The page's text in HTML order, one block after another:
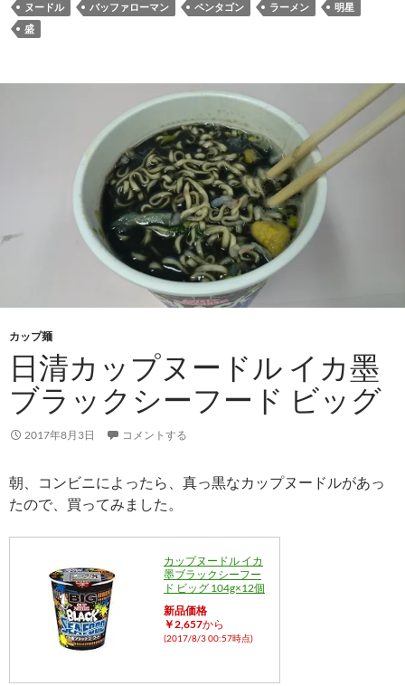
ヌードル
バッファローマン ペンタゴン ラーメン
明星
盛
カップ麺
日清カップヌードル イカ墨
ブラックシーフード ビッグ
2017年8月3日 コメントする
朝、コンビニによったら、真っ黒なカップヌードルがあっ
たので、買ってみました。
カップヌードル イカ
墨ブラックシーフー
ド ビッグ 104g×12個
新品価格
￥2,657から
(2017/8/3 00:57時点)